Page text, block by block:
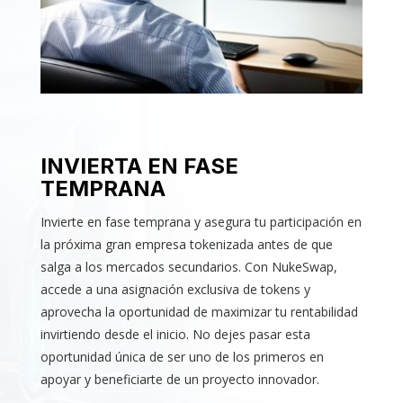
INVIERTA EN FASE
TEMPRANA
Invierte en fase temprana y asegura tu participación en
la próxima gran empresa tokenizada antes de que
salga a los mercados secundarios. Con NukeSwap,
accede a una asignación exclusiva de tokens y
aprovecha la oportunidad de maximizar tu rentabilidad
invirtiendo desde el inicio. No dejes pasar esta
oportunidad única de ser uno de los primeros en
apoyar y beneficiarte de un proyecto innovador.